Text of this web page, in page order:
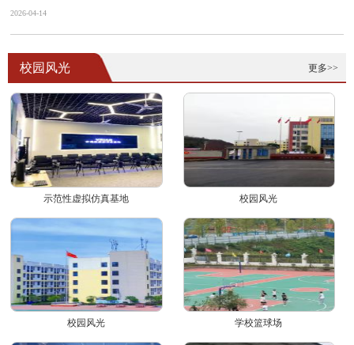
2026-04-14
更多>>
校园风光
示范性虚拟仿真基地 校园风光
校园风光 学校篮球场